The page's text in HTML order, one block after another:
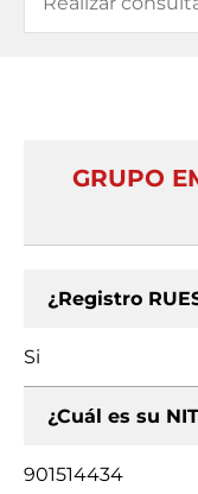
GRUPO
¿Registro
Si
¿Cuál es su
901514434